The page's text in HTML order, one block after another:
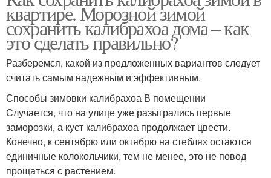
квартире. Морозной зимой
сохранить калибрахоа дома – как
это сделать правильно?
Разберемся, какой из предложенных вариантов следует
считать самым надежным и эффективным.
Способы зимовки калибрахоа В помещении
Случается, что на улице уже разыгрались первые
заморозки, а куст калибрахоа продолжает цвести.
Конечно, к сентябрю или октябрю на стеблях остаются
единичные колокольчики, тем не менее, это не повод
прощаться с растением.